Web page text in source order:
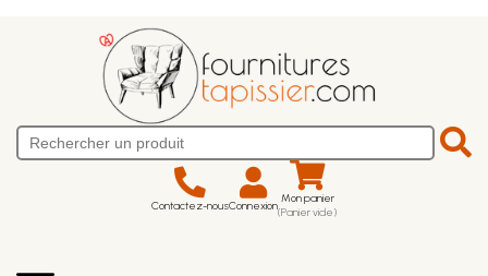
Contactez-nousConnexion Mon panier
(Panier vide)